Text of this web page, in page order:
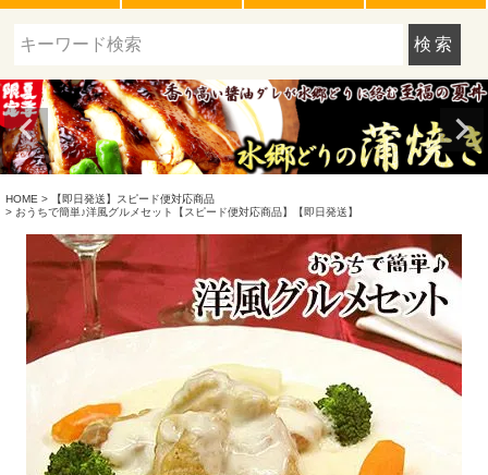
検索
HOME
【即日発送】スピード便対応商品
おうちで簡単♪洋風グルメセット【スピード便対応商品】【即日発送】